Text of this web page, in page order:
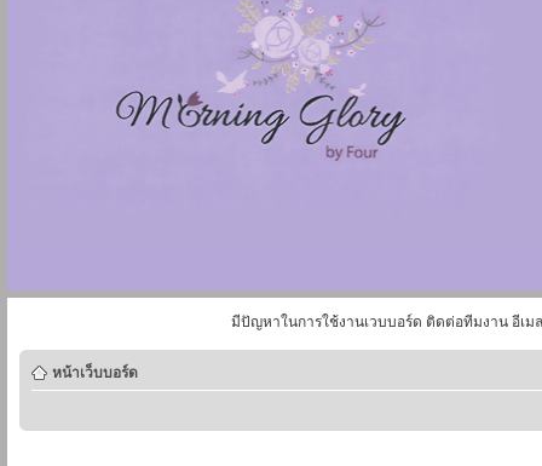
มีปัญหาในการใช้งานเวบบอร์ด ติดต่อทีมงาน อีเม
หน้าเว็บบอร์ด